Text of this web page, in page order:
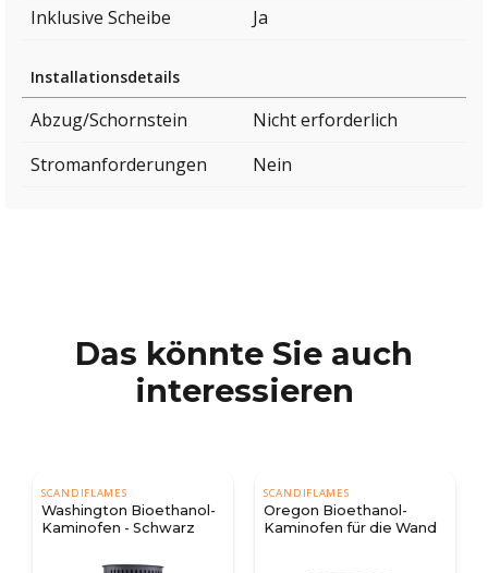
Inklusive Scheibe
Ja
Installationsdetails
Abzug/Schornstein
Nicht erforderlich
Stromanforderungen
Nein
Das könnte Sie auch
interessieren
SCANDIFLAMES
Oregon Bioethanol-
Kaminofen für die Wand
SCANDIFLAMES
Boston - Schwarz
Freistehender Kamin für